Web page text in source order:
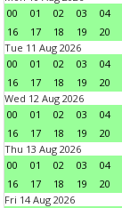
00
01 02 03 04
16
17 18 19 20
Tue 11 Aug 2026
00
01 02 03 04
16
17 18 19 20
Wed 12 Aug 2026
00
01 02 03 04
16
17 18 19 20
Thu 13 Aug 2026
00
01 02 03 04
16
17 18 19 20
Fri 14 Aug 2026